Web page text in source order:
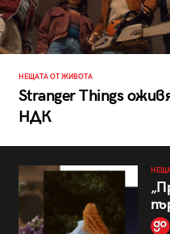
НЕЩАТА ОТ ЖИВОТА
Stranger Things
НДК